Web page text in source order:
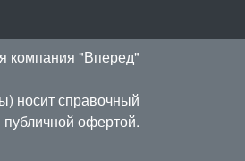
компания "Вперед"
носит справочный
публичной офертой.